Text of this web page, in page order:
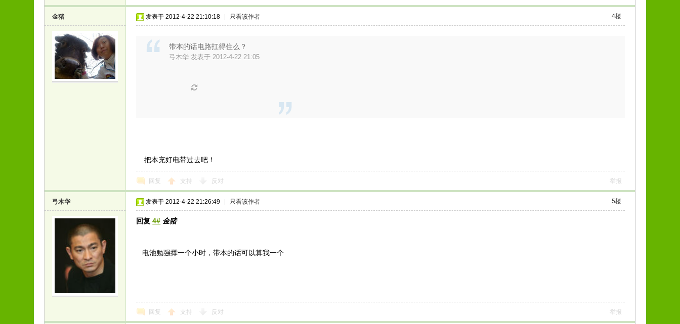
金猪 4楼
发表于 2012-4-22 21:10:18 只看该作者
带本的话电路扛得住么？
弓木华 发表于 2012-4-22 21:05
把本充好电带过去吧！
回复 支持 反对 举报
弓木华 5楼
发表于 2012-4-22 21:26:49 只看该作者
回复4# 金猪
电池勉强撑一个小时，带本的话可以算我一个
回复 支持 反对 举报